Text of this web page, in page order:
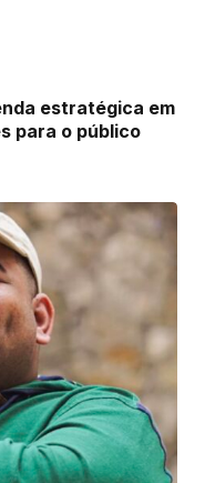
estratégica em
para o público